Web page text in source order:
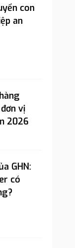
con
an
vị
2026
GHN:
có